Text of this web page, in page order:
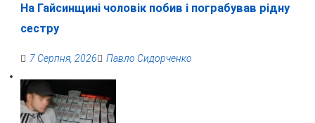
На Гайсинщині чоловік побив і пограбував рідну
сестру
7 Серпня, 2026 Павло Сидорченко